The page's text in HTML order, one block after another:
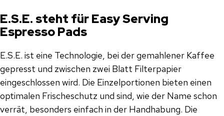
E.S.E. steht für Easy Serving
Espresso Pads
E.S.E. ist eine Technologie, bei der gemahlener Kaffee
gepresst und zwischen zwei Blatt Filterpapier
eingeschlossen wird. Die Einzelportionen bieten einen
optimalen Frischeschutz und sind, wie der Name schon
verrät, besonders einfach in der Handhabung. Die